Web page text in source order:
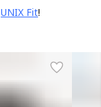
UNIX Fit!